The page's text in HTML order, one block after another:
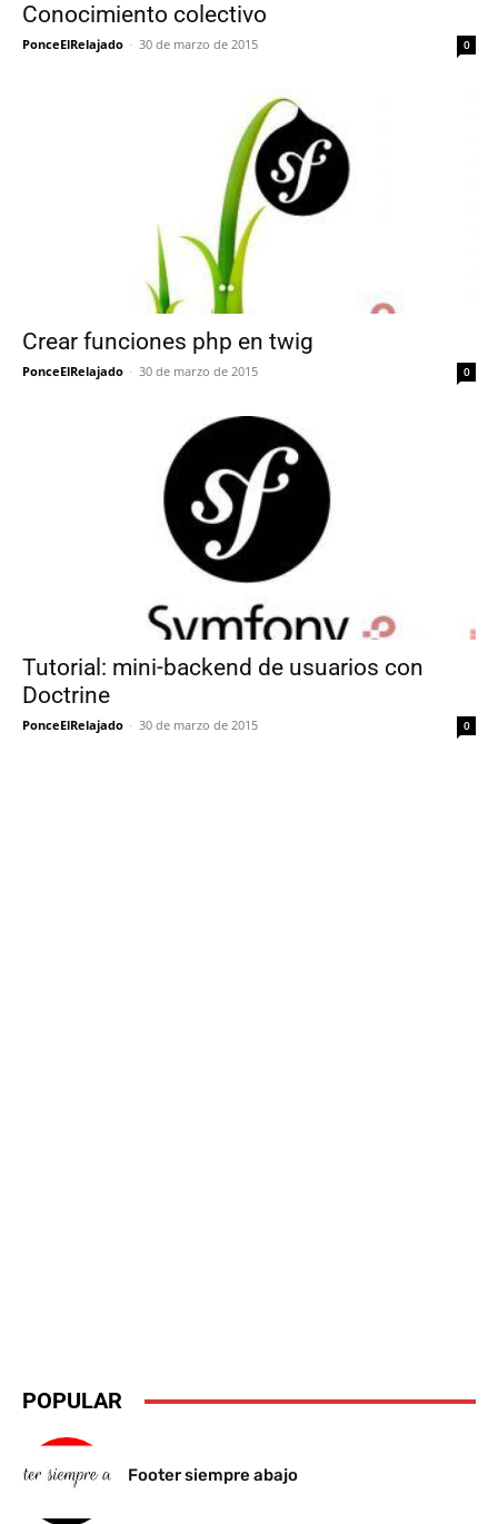
Conocimiento colectivo
PonceElRelajado - 30 de marzo de 2015 0
Crear funciones php en twig
PonceElRelajado - 30 de marzo de 2015 0
Tutorial: mini-backend de usuarios con
Doctrine
PonceElRelajado - 30 de marzo de 2015 0
POPULAR
Footer siempre abajo